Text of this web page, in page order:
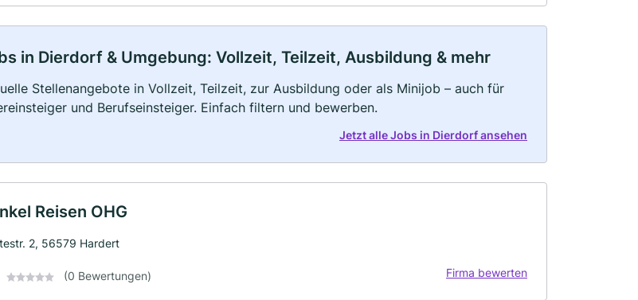
in Dierdorf & Umgebung: Vollzeit, Teilzeit, Ausbildung & mehr
Stellenangebote in Vollzeit, Teilzeit, zur Ausbildung oder als Minijob – auch für
und Berufseinsteiger. Einfach filtern und bewerben.
Jetzt alle Jobs in Dierdorf ansehen
Reisen OHG
2, 56579 Hardert
(0 Bewertungen) Firma bewerten